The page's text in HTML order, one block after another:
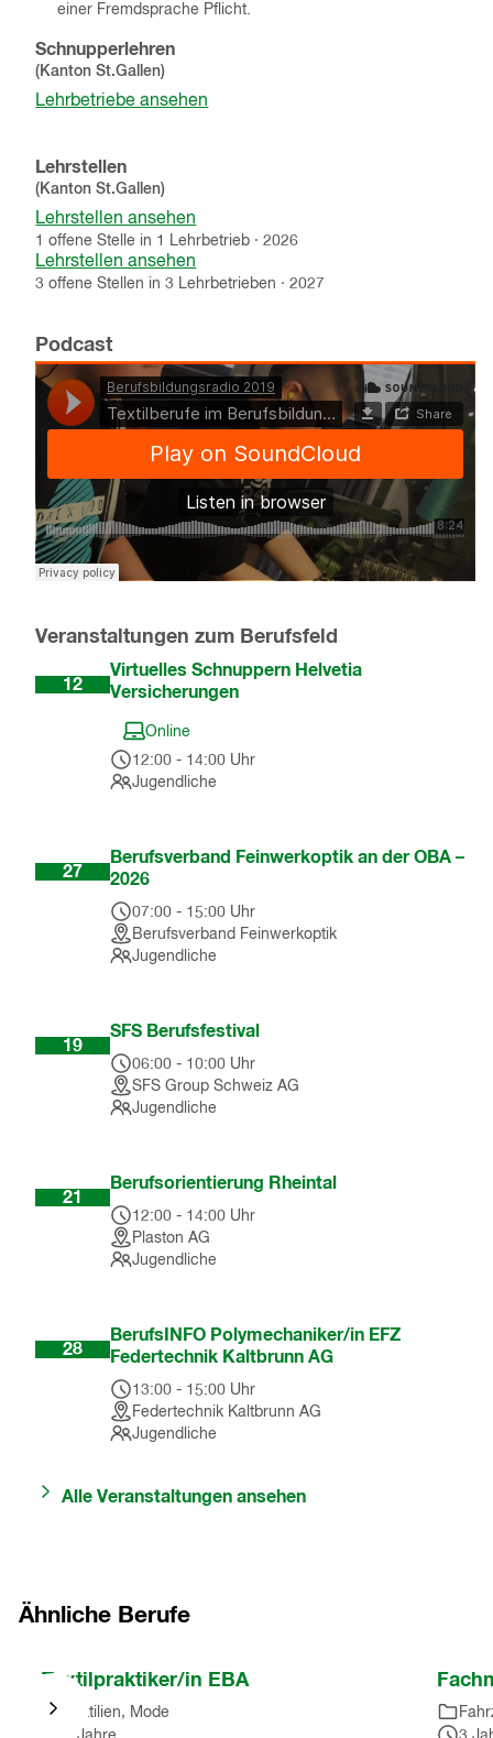
einer Fremdsprache Pflicht.
Schnupperlehren
(KantonSt.Gallen)
Lehrbetriebe ansehen
Lehrstellen
(KantonSt.Gallen)
Lehrstellen ansehen
1 offeneStelle in 1 Lehrbetrieb ·2026
Lehrstellen ansehen
3 offeneStellen in3 Lehrbetrieben ·2027
Podcast
Veranstaltungen zum Berufsfeld
12
Virtuelles Schnuppern Helvetia
Versicherungen
Online
12:00 - 14:00 Uhr
Jugendliche
27
Berufsverband Feinwerkoptik an der OBA –
2026
07:00 - 15:00 Uhr
Berufsverband Feinwerkoptik
Jugendliche
19
SFS Berufsfestival
06:00 - 10:00 Uhr
SFS Group Schweiz AG
Jugendliche
21
Berufsorientierung Rheintal
12:00 - 14:00 Uhr
Plaston AG
Jugendliche
28
BerufsINFO Polymechaniker/in EFZ
Federtechnik Kaltbrunn AG
13:00 - 15:00 Uhr
Federtechnik Kaltbrunn AG
Jugendliche
Alle Veranstaltungen ansehen
Ähnliche Berufe
Karussell
springen
Textilpraktiker/in EBA
Textilien, Mode